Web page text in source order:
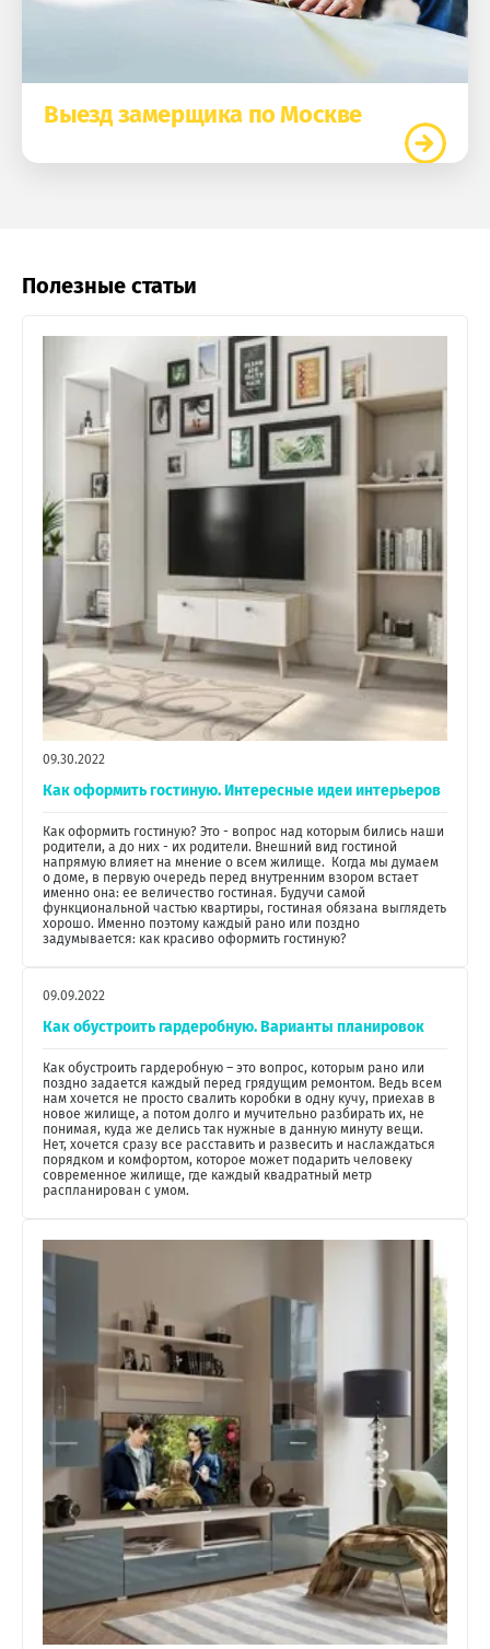
Выезд замерщика по Москве
Полезные статьи
09.30.2022
Как оформить гостиную. Интересные идеи интерьеров
Как оформить гостиную? Это - вопрос над которым бились наши
родители, а до них - их родители. Внешний вид гостиной
напрямую влияет на мнение о всем жилище. Когда мы думаем
о доме, в первую очередь перед внутренним взором встает
именно она: ее величество гостиная. Будучи самой
функциональной частью квартиры, гостиная обязана выглядеть
хорошо. Именно поэтому каждый рано или поздно
задумывается: как красиво оформить гостиную?
09.09.2022
Как обустроить гардеробную. Варианты планировок
Как обустроить гардеробную – это вопрос, которым рано или
поздно задается каждый перед грядущим ремонтом. Ведь всем
нам хочется не просто свалить коробки в одну кучу, приехав в
новое жилище, а потом долго и мучительно разбирать их, не
понимая, куда же делись так нужные в данную минуту вещи.
Нет, хочется сразу все расставить и развесить и наслаждаться
порядком и комфортом, которое может подарить человеку
современное жилище, где каждый квадратный метр
распланирован с умом.